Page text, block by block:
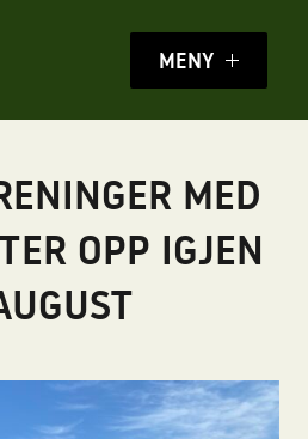
MENY
MED
OPP IGJEN